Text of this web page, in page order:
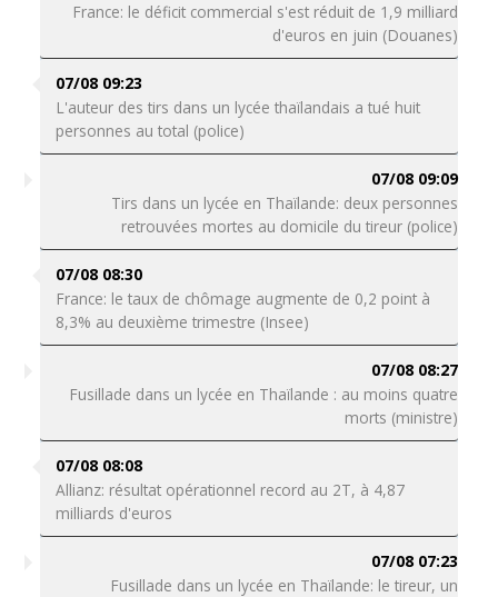
France: le déficit commercial s'est réduit de 1,9 milliard
d'euros en juin (Douanes)
07/08 09:23
L'auteur des tirs dans un lycée thaïlandais a tué huit
personnes au total (police)
07/08 09:09
Tirs dans un lycée en Thaïlande: deux personnes
retrouvées mortes au domicile du tireur (police)
07/08 08:30
France: le taux de chômage augmente de 0,2 point à
8,3% au deuxième trimestre (Insee)
07/08 08:27
Fusillade dans un lycée en Thaïlande : au moins quatre
morts (ministre)
07/08 08:08
Allianz: résultat opérationnel record au 2T, à 4,87
milliards d'euros
07/08 07:23
Fusillade dans un lycée en Thaïlande: le tireur, un